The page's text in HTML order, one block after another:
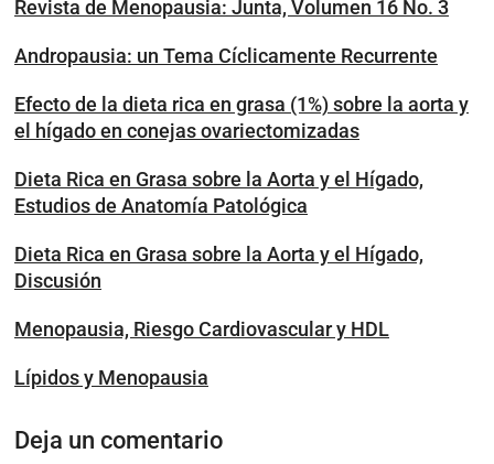
Revista de Menopausia: Junta, Volumen 16 No. 3
Andropausia: un Tema Cíclicamente Recurrente
Efecto de la dieta rica en grasa (1%) sobre la aorta y
el hígado en conejas ovariectomizadas
Dieta Rica en Grasa sobre la Aorta y el Hígado,
Estudios de Anatomía Patológica
Dieta Rica en Grasa sobre la Aorta y el Hígado,
Discusión
Menopausia, Riesgo Cardiovascular y HDL
Lípidos y Menopausia
Deja un comentario